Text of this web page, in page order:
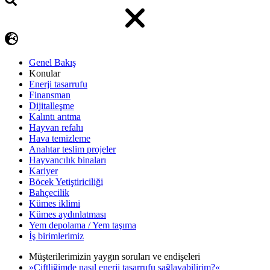
Genel Bakış
Konular
Enerji tasarrufu
Finansman
Dijitalleşme
Kalıntı arıtma
Hayvan refahı
Hava temizleme
Anahtar teslim projeler
Hayvancılık binaları
Kariyer
Böcek Yetiştiriciliği
Bahçecilik
Kümes iklimi
Kümes aydınlatması
Yem depolama / Yem taşıma
İş birimlerimiz
Müşterilerimizin yaygın soruları ve endişeleri
»Çiftliğimde nasıl enerji tasarrufu sağlayabilirim?«